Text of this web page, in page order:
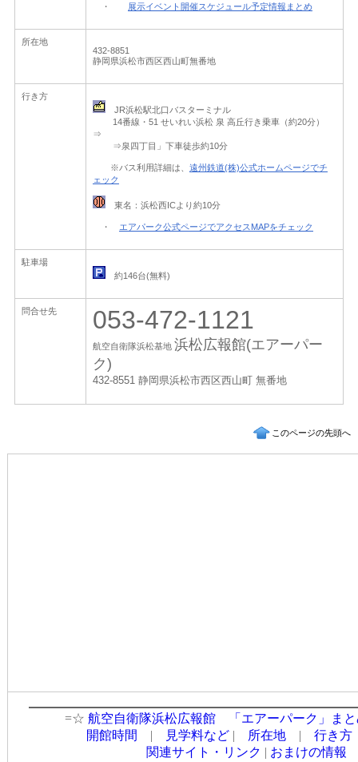
・ 展示イベント開催スケジュール予定情報まとめ
所在地
432-8851
静岡県浜松市西区西山町無番地
行き方
JR浜松駅北口バスターミナル
14番線・51 せいれい浜松 泉 高丘行き乗車（約20分）
⇒
⇒泉四丁目」下車徒歩約10分
※バス利用詳細は、 遠州鉄道(株)公式ホームページでチ
ェック
東名：浜松西ICより約10分
・ エアパーク公式ページでアクセスMAPをチェック
駐車場
約146台(無料)
問合せ先 053-472-1121
航空自衛隊浜松基地 浜松広報館(エアーパー
ク)
432-8551 静岡県浜松市西区西山町 無番地
このページの先頭へ